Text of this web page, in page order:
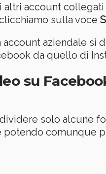
altri account
sulla voce
aziendale si
da quello di
su
solo alcune
potendo comunque